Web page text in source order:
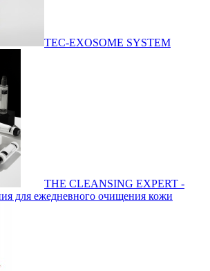
TEC-EXOSOME SYSTEM
THE CLEANSING EXPERT -
для ежедневного очищения кожи